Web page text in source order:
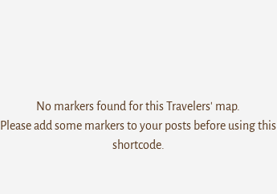
No markers found for this Travelers' map.
Please add some markers to your posts before using this
shortcode.